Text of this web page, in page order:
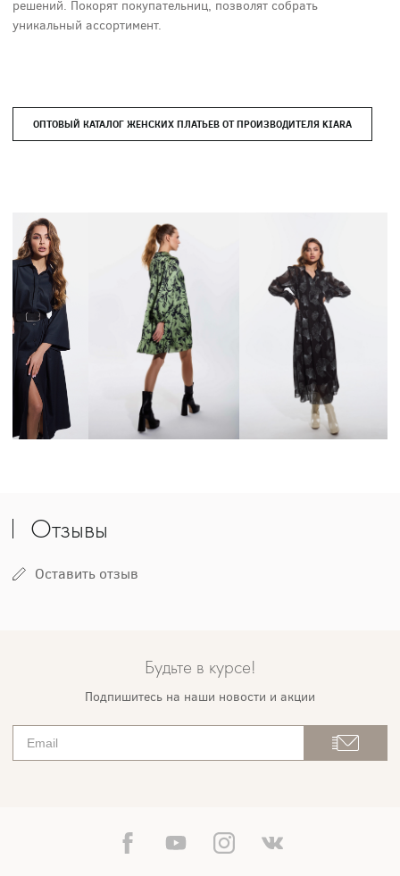
решений. Покорят покупательниц, позволят собрать
уникальный ассортимент.
ОПТОВЫЙ КАТАЛОГ ЖЕНСКИХ ПЛАТЬЕВ ОТ ПРОИЗВОДИТЕЛЯ KIARA
Отзывы
Оставить отзыв
Будьте в курсе!
Подпишитесь на наши новости и акции